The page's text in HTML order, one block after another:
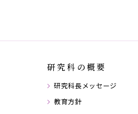
研究科の概要
研究科長メッセージ
教育方針